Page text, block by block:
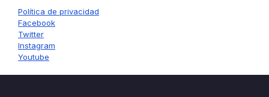
Política de privacidad
Facebook
Twitter
Instagram
Youtube